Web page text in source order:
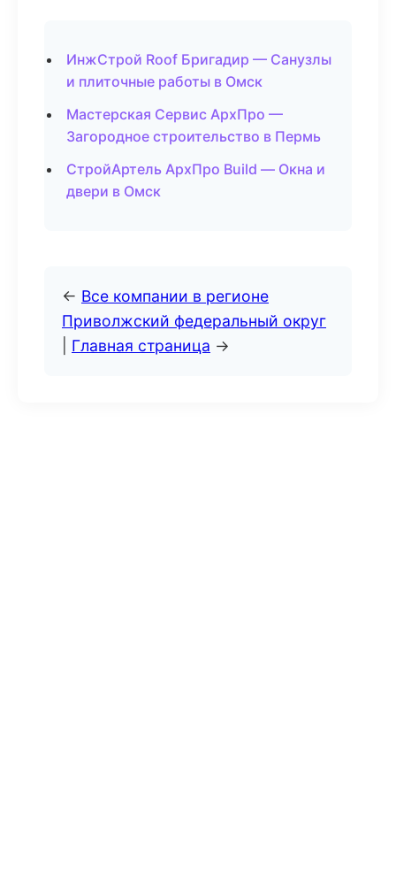
ИнжСтрой Roof Бригадир — Санузлы
и плиточные работы в Омск
Мастерская Сервис АрхПро —
Загородное строительство в Пермь
СтройАртель АрхПро Build — Окна и
двери в Омск
← Все компании в регионе
Приволжский федеральный округ
Главная страница →